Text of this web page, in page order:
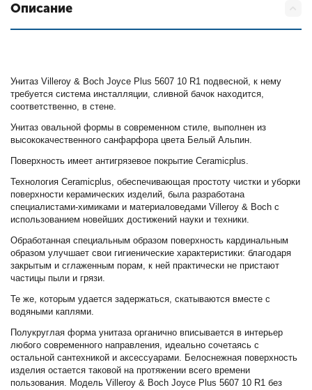
Описание
Унитаз Villeroy & Boch Joyce Plus 5607 10 R1 подвесной, к нему
требуется система инсталляции, сливной бачок находится,
соответственно, в стене.
Унитаз овальной формы в современном стиле, выполнен из
высококачественного санфарфора цвета Белый Альпин.
Поверхность имеет антигрязевое покрытие Ceramicplus.
Технология Сeramicplus, обеспечивающая простоту чистки и уборки
поверхности керамических изделий, была разработана
специалистами-химиками и материаловедами Villeroy & Boch с
использованием новейших достижений науки и техники.
Обработанная специальным образом поверхность кардинальным
образом улучшает свои гигиенические характеристики: благодаря
закрытым и сглаженным порам, к ней практически не пристают
частицы пыли и грязи.
Те же, которым удается задержаться, скатываются вместе с
водяными каплями.
Полукруглая форма унитаза органично вписывается в интерьер
любого современного направления, идеально сочетаясь с
остальной сантехникой и аксессуарами. Белоснежная поверхность
изделия остается таковой на протяжении всего времени
пользования. Модель Villeroy & Boch Joyce Plus 5607 10 R1 без